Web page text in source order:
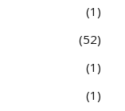
1
52
1
1